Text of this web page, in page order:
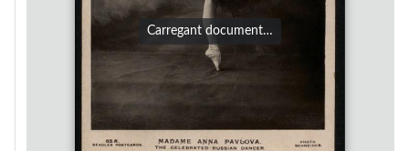
Carregant document…